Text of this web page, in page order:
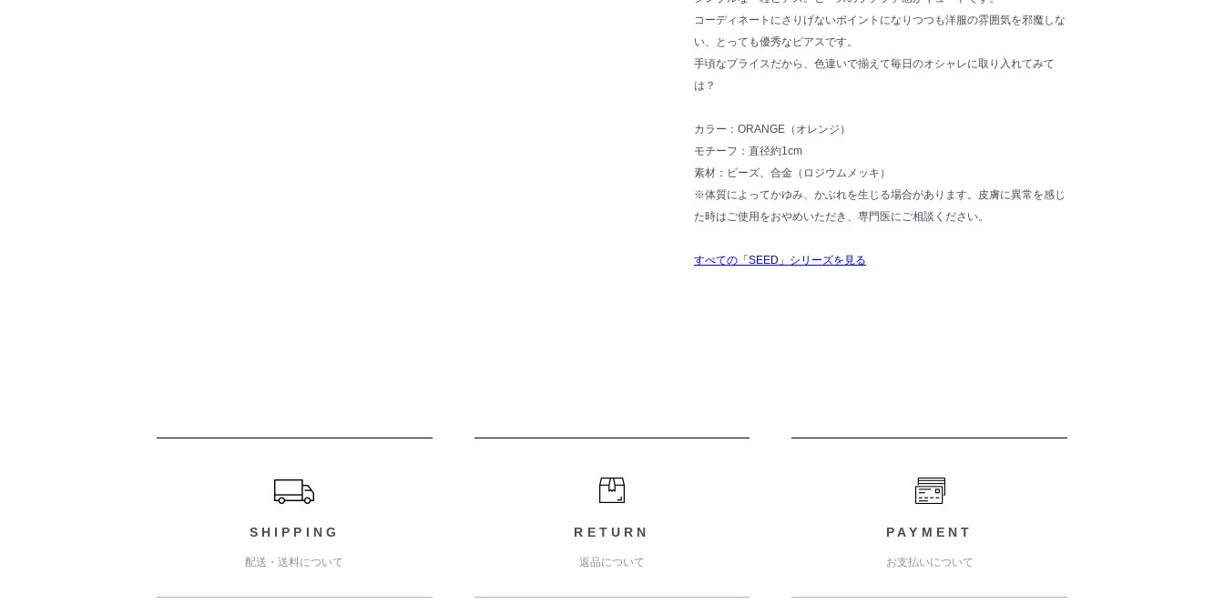
コーディネートにさりげないポイントになりつつも洋服の雰囲気を邪魔しな
い、とっても優秀なピアスです。
手頃なプライスだから、色違いで揃えて毎日のオシャレに取り入れてみて
は？
カラー：ORANGE（オレンジ）
モチーフ：直径約1cm
素材：ビーズ、合金（ロジウムメッキ）
※体質によってかゆみ、かぶれを生じる場合があります。皮膚に異常を感じ
た時はご使用をおやめいただき、専門医にご相談ください。
すべての「SEED」シリーズを見る
SHIPPING
配送・送料について
RETURN
返品について
PAYMENT
お支払いについて